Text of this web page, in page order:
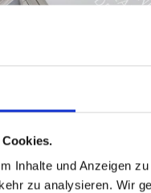
Inhalte und Anzeigen
zu analysieren. Wir